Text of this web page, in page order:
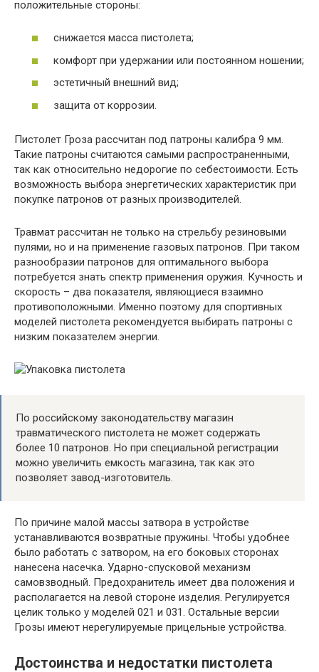
положительные стороны:
снижается масса пистолета;
комфорт при удержании или постоянном ношении;
эстетичный внешний вид;
защита от коррозии.
Пистолет Гроза рассчитан под патроны калибра 9 мм.
Такие патроны считаются самыми распространенными,
так как относительно недорогие по себестоимости. Есть
возможность выбора энергетических характеристик при
покупке патронов от разных производителей.
Травмат рассчитан не только на стрельбу резиновыми
пулями, но и на применение газовых патронов. При таком
разнообразии патронов для оптимального выбора
потребуется знать спектр применения оружия. Кучность и
скорость – два показателя, являющиеся взаимно
противоположными. Именно поэтому для спортивных
моделей пистолета рекомендуется выбирать патроны с
низким показателем энергии.
По российскому законодательству магазин
травматического пистолета не может содержать
более 10 патронов. Но при специальной регистрации
можно увеличить емкость магазина, так как это
позволяет завод-изготовитель.
По причине малой массы затвора в устройстве
устанавливаются возвратные пружины. Чтобы удобнее
было работать с затвором, на его боковых сторонах
нанесена насечка. Ударно-спусковой механизм
самовзводный. Предохранитель имеет два положения и
располагается на левой стороне изделия. Регулируется
целик только у моделей 021 и 031. Остальные версии
Грозы имеют нерегулируемые прицельные устройства.
Достоинства и недостатки пистолета